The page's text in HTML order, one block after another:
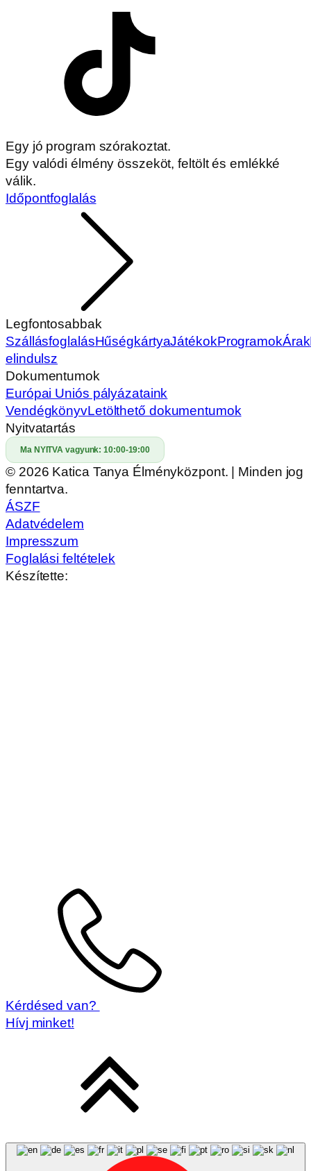
Egy jó program szórakoztat.
Egy valódi élmény összeköt, feltölt és emlékké
válik.
Időpontfoglalás
Legfontosabbak
SzállásfoglalásHűségkártyaJátékokProgramokÁrak
elindulsz
Dokumentumok
Európai Uniós pályázataink
VendégkönyvLetölthető dokumentumok
Nyitvatartás
Ma NYITVA vagyunk:10:00-19:00
© 2026 Katica Tanya Élményközpont. | Minden jog
fenntartva.
ÁSZF
Adatvédelem
Impresszum
Foglalási feltételek
Készítette:
Magyar